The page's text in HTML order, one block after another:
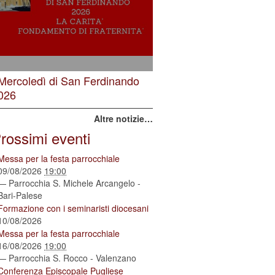
di San Ferdinando
Altre notizie…
eventi
per la festa parrocchiale
08/2026 19:00
Parrocchia S. Michele Arcangelo -
Palese
con i seminaristi diocesani
08/2026
per la festa parrocchiale
08/2026 19:00
Parrocchia S. Rocco - Valenzano
Episcopale Pugliese